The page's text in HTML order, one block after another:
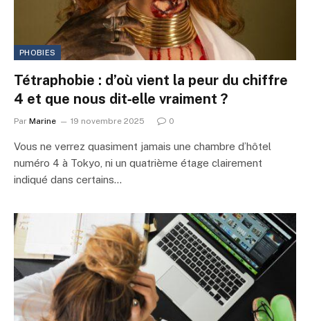
PHOBIES
Tétraphobie : d’où vient la peur du chiffre
4 et que nous dit‑elle vraiment ?
Par Marine 19 novembre 2025 0
Vous ne verrez quasiment jamais une chambre d’hôtel
numéro 4 à Tokyo, ni un quatrième étage clairement
indiqué dans certains…